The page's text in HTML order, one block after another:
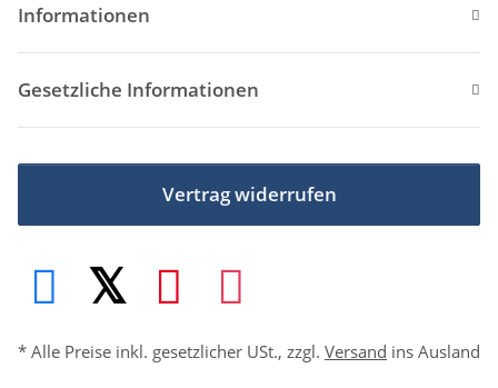
Informationen
Gesetzliche Informationen
Vertrag widerrufen
* Alle Preise inkl. gesetzlicher USt., zzgl. Versand ins Ausland